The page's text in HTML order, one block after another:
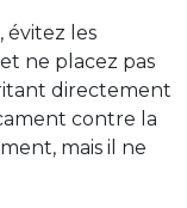
évitez les
ne placez pas
directement
contre la
mais il ne